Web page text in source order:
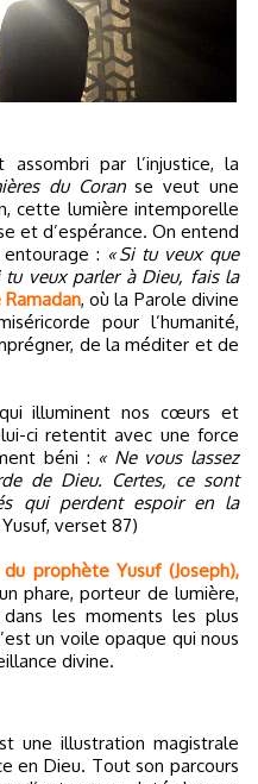
du Coranse veut une
cette lumière intemporelle
et d’espérance. On entend
: « Si tu veux que
veux parler à Dieu, fais la
, où la Parole divine
pour l’humanité,
de la méditer et de
illuminent nos cœurs et
ci retentit avec une force
béni : « Ne vous lassez
de Dieu. Certes, ce sont
qui perdent espoir en la
verset 87)
du prophète Yusuf (Joseph),
phare, porteur de lumière,
les moments les plus
un voile opaque qui nous
divine.
en Dieu. Tout son parcours